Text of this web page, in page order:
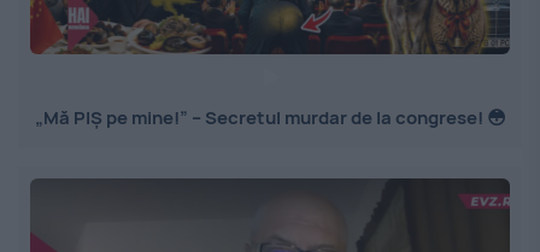
„Mă PIȘ pe mine!” – Secretul murdar de la congrese! 😳